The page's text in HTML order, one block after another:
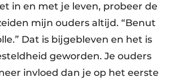
in en met je leven, probeer de
mijn ouders altijd. “Benut
Dat is bijgebleven en het is
geworden. Je ouders
invloed dan je op het eerste